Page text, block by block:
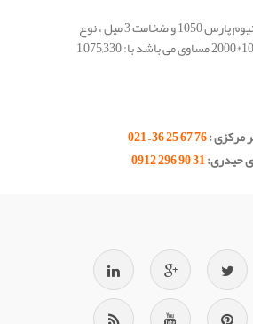
قیمت ورق آلومینیوم پارس 1050 و ضخامت 3 میل ، نوع
شیت ، اندازه 1000*2000 مساوی می باشد با: 1,075,330
مرکزی :76 67 25 36 – 021
حیدری:31 90 296 0912